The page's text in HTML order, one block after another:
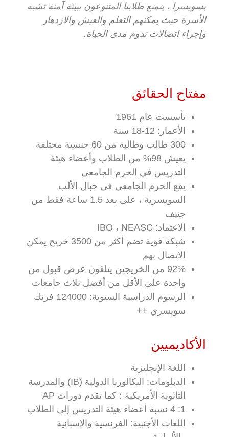
بسويسرا ، يتمتع طلابنا المتنوعون ببيئة آمنة تشبه
الأسرة حيث يمكنهم التعلم والعيش والازدهار
وإجراء اتصالات تدوم مدى الحياة.
مفتاح الحقائق
تأسست عام 1961
الأعمار: 12-18 سنة
300 طالب وطالبة من 60 جنسية مختلفة
يعيش 98% من الطلاب وأعضاء هيئة
التدريس في الحرم الجامعي
يقع الحرم الجامعي في جبال الألب
السويسرية ، على بعد 1.5 ساعة فقط من
جنيف
الاعتماد: IBO ، NEASC
شبكة قوية تضم أكثر من 3500 خريج يمكن
الاتصال بهم
92% من الخريجين يتلقون عرض قبول من
واحدة على الأقل من أفضل ثلاث جامعات
الرسوم الدراسية السنوية: 124000 فرنك
سويسري ++
الأكاديميين
اللغة الإنجليزية
الدبلومات: البكالوريا الدولية (IB) والمدرسة
الثانوية الأمريكية ؛ كما تقدم دورات AP
1: 4 نسبة أعضاء هيئة التدريس إلى الطلاب
اللغات الأجنبية: الفرنسية والإسبانية